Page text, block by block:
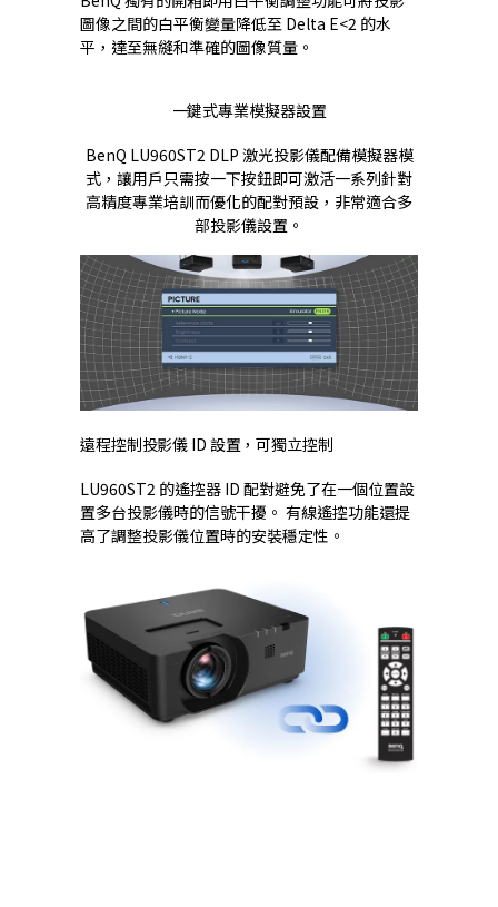
圖像之間的白平衡變量降低至 Delta E<2 的水
平，達至無縫和準確的圖像質量。
一鍵式專業模擬器設置
BenQ LU960ST2 DLP 激光投影儀配備模擬器模
式，讓用戶只需按一下按鈕即可激活一系列針對
高精度專業培訓而優化的配對預設，非常適合多
部投影儀設置。
遠程控制投影儀 ID 設置，可獨立控制
LU960ST2 的遙控器 ID 配對避免了在一個位置設
置多台投影儀時的信號干擾。 有線遙控功能還提
高了調整投影儀位置時的安裝穩定性。